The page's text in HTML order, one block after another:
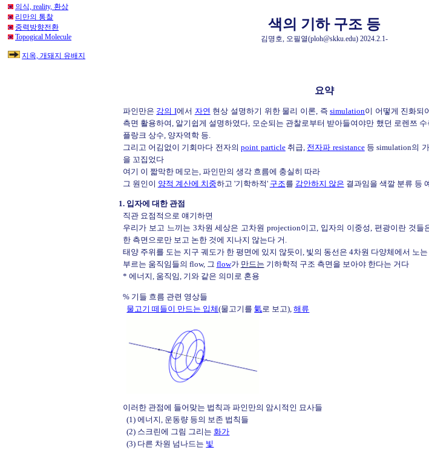
의식, reality, 환상
리만의 통찰
중력방향전환
Topogical Molecule
지옥, 개돼지 유배지
색의 기하 구조 등
김명호, 오필열(ploh@skku.edu) 2024.2.1-
요약
파인만은 강의 I에서 자연 현상 설명하기 위한 물리 이론, 즉simulation이 어떻게 진화되
측면 활용하여, 알기쉽게 설명하였다, 모순되는 관찰로부터 받아들여야만 했던 로렌쯔 수
플랑크 상수, 양자역학 등.
그리고 어김없이 기회마다 전자의point particle취급, 전자파 resistance등 simulation의
을 꼬집었다
여기 이 짧막한 메모는, 파인만의 생각 흐름에 충실히 따라
그 원인이 양적 계산에 치중하고 '기학하적' 구조를 감안하지 않은 결과임을 색깔 분류 등
1. 입자에 대한 관점
직관 요점적으로 얘기하면
우리가 보고 느끼는 3차원 세상은 고차원 projection이고, 입자의 이중성, 편광이란 것들
한 측면으로만 보고 논한 것에 지나지 않는다 거.
태양 주위를 도는 지구 궤도가 한 평면에 있지 않듯이, 빛의 동선은 4차원 다양체에서 노
부르는 움직임들의 flow, 그 flow가 만드는 기하학적 구조 측면을 보아야 한다는 거다
* 에너지, 움직임, 기와 같은 의미로 혼용
% 기들 흐름 관련 영상들
물고기 떼들이 만드는 입체(물고기를氣로 보고),해류
이러한 관점에 들어맞는 법칙과 파인만의 암시적인 묘사들
(1) 에너지, 운동량 등의 보존 법칙들
(2) 스크린에 그림 그리는 화가
(3) 다른 차원 넘나드는 빛